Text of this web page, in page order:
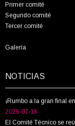
Primer comité
Segundo comité
Tercer comité
Galería
NOTICIAS
¡Rumbo a la gran final
2026-07-16
El Comité Técnico se